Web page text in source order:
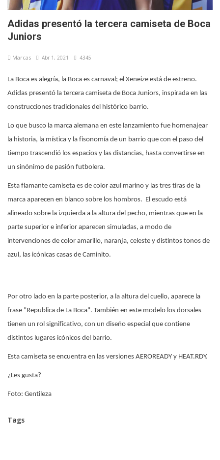
Adidas presentó la tercera camiseta de Boca
Juniors
Marcas Abr 1, 2021 4345
La Boca es alegría, la Boca es carnaval; el Xeneize está de estreno.
Adidas presentó la tercera camiseta de Boca Juniors, inspirada en las
construcciones tradicionales del histórico barrio.
Lo que busco la marca alemana en este lanzamiento fue homenajear
la historia, la mística y la fisonomía de un barrio que con el paso del
tiempo trascendió los espacios y las distancias, hasta convertirse en
un sinónimo de pasión futbolera.
Esta flamante camiseta es de color azul marino y las tres tiras de la
marca aparecen en blanco sobre los hombros. El escudo está
alineado sobre la izquierda a la altura del pecho, mientras que en la
parte superior e inferior aparecen simuladas, a modo de
intervenciones de color amarillo, naranja, celeste y distintos tonos de
azul, las icónicas casas de Caminito.
Por otro lado en la parte posterior, a la altura del cuello, aparece la
frase "Republica de La Boca". También en este modelo los dorsales
tienen un rol significativo, con un diseño especial que contiene
distintos lugares icónicos del barrio.
Esta camiseta se encuentra en las versiones AEROREADY y HEAT.RDY.
¿Les gusta?
Foto: Gentileza
Tags